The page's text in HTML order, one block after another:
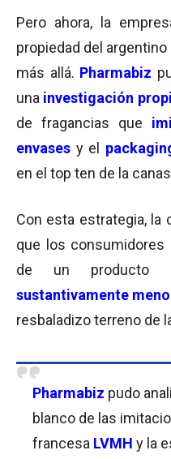
Pero ahora, la
propiedad del argentino
más allá. Pharmabiz
una investigación
de fragancias que
envases y el
en el top ten de la
Con esta estrategia, la
que los consumidores
de un
sustantivamente
resbaladizo terreno de
Pharmabiz pudo
blanco de las
francesa LVMH y la